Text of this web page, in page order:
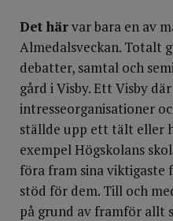
Det härvar bara en av
Almedalsveckan. Totalt
debatter, samtal och
gård i Visby. Ett Visby
intresseorganisationer
ställde upp ett tält eller
exempel Högskolans
föra fram sina viktigaste
stöd för dem. Till och
på grund av framför allt